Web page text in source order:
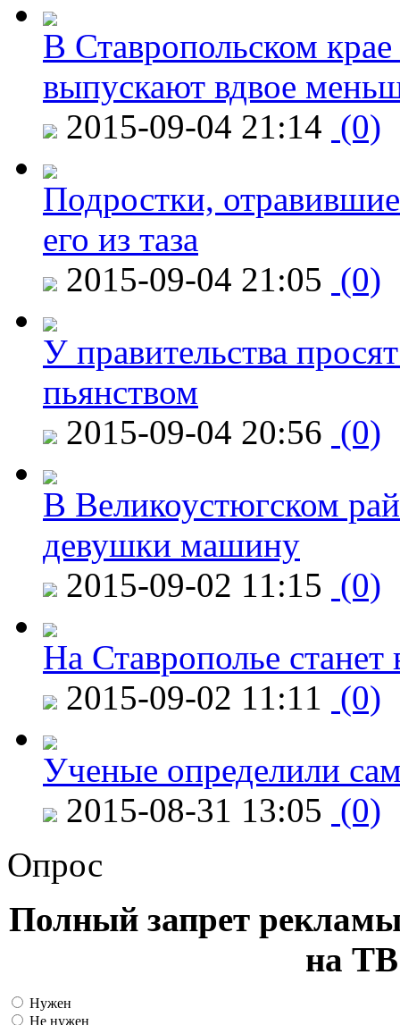
В Ставропольском
выпускают вдвое
2015-09-04 21:14 (0)
Подростки,
его из таза
2015-09-04 21:05 (0)
У правительства
пьянством
2015-09-04 20:56 (0)
В Великоустюгском
девушки машину
2015-09-02 11:15 (0)
На Ставрополье
2015-09-02 11:11 (0)
Ученые определили
2015-08-31 13:05 (0)
Опрос
Полный запрет
на ТВ
Нужен
Не нужен